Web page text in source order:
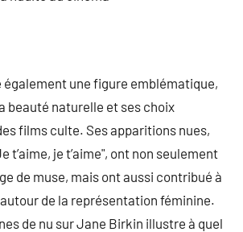
une figure emblématique,
beauté naturelle et ses choix
films culte. Ses apparitions nues,
t’aime, je t’aime", ont non seulement
de muse, mais ont aussi contribué à
de la représentation féminine.
de nu sur Jane Birkin illustre à quel